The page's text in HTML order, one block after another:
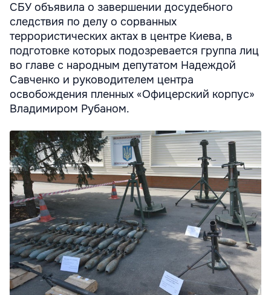
СБУ объявила о завершении досудебного
следствия по делу о сорванных
террористических актах в центре Киева, в
подготовке которых подозревается группа лиц
во главе с народным депутатом Надеждой
Савченко и руководителем центра
освобождения пленных «Офицерский корпус»
Владимиром Рубаном.